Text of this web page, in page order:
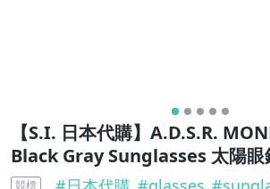
【S.I. 日本代購】A.D.S.R.
Black Gray Sunglasses 太陽眼
競標